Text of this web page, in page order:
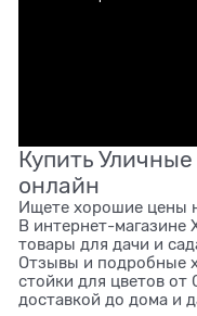
Купить
онлайн
Ищете хорошие цены
В интернет-магазине
товары для дачи и
Отзывы и подробные
стойки для цветов от
доставкой до дома и